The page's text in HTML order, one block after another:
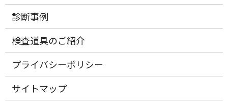
診断事例
検査道具のご紹介
プライバシーポリシー
サイトマップ